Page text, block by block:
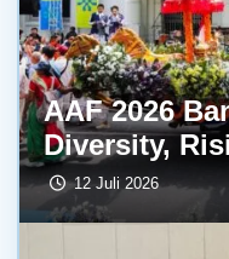
AAF 2026
Diversity,
12 Juli 2026